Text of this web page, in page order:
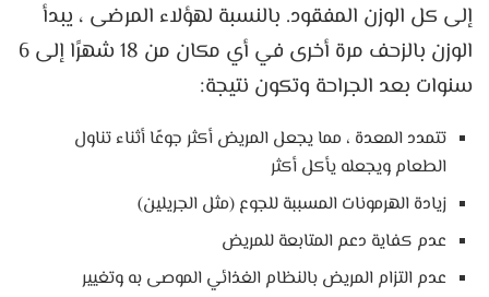
إلى كل الوزن المفقود. بالنسبة لهؤلاء المرضى ، يبدأ
الوزن بالزحف مرة أخرى في أي مكان من 18 شهرًا إلى 6
سنوات بعد الجراحة وتكون نتيجة:
تتمدد المعدة ، مما يجعل المريض أكثر جوعًا أثناء تناول
الطعام ويجعله يأكل أكثر
زيادة الهرمونات المسببة للجوع (مثل الجريلين)
عدم كفاية دعم المتابعة للمريض
عدم التزام المريض بالنظام الغذائي الموصى به وتغيير